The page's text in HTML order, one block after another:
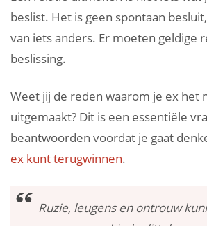
beslist. Het is geen spontaan
van iets anders. Er moeten geldige
beslissing.
Weet jij de reden waarom je ex het
uitgemaakt? Dit is een essentiële
beantwoorden voordat je gaat
ex kunt terugwinnen.
Ruzie, leugens en ontrouw